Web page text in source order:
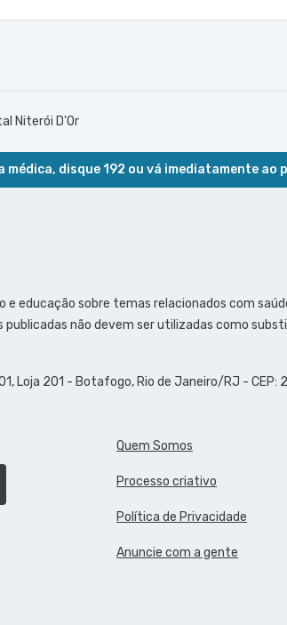
Niterói D'Or
médica, disque 192 ou vá imediatamente
e educação sobre temas relacionados com
não devem ser utilizadas como
Loja 201 - Botafogo, Rio de Janeiro/RJ - CEP:
Quem Somos
Processo criativo
Política de Privacidade
Anuncie com a gente